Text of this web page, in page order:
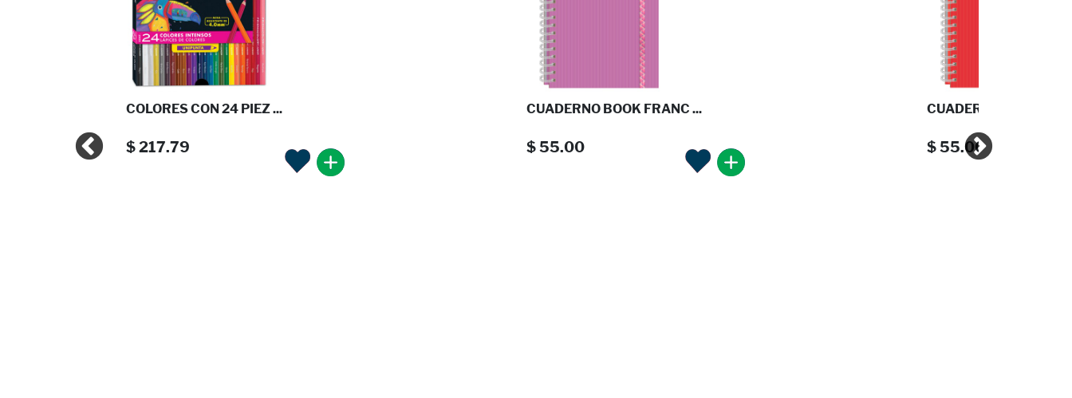
COLORES CON 24 PIEZ ...
$ 217.79
CUADERNO BOOK FRANC ...
$ 55.00
CUADERNO BOOK
$ 55.00